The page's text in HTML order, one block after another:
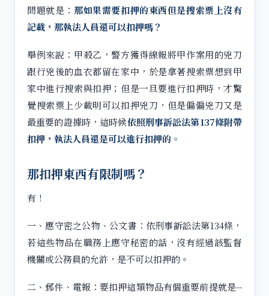
問題就是： 那如果需要扣押的東西但是搜索票上沒有
記載，那執法人員還可以扣押嗎？
舉例來說：甲殺乙，警方獲得線報將甲作案用的兇刀
跟行兇後的血衣都留在家中，於是拿著搜索票想到甲
家中進行搜索與扣押；但是一旦要進行扣押時，才驚
覺搜索票上少載明可以扣押兇刀，但是偏偏兇刀又是
最重要的證據時，這時候依照刑事訴訟法第137條附帶
扣押，執法人員還是可以進行扣押的。
那扣押東西有限制嗎？
有！
一、應守密之公物、公文書：依刑事訴訟法第134條，
若這些物品在職務上應守秘密的話，沒有經過該監督
機關或公務員的允許，是不可以扣押的。
二、郵件、電報：要扣押這類物品有個重要前提就是--